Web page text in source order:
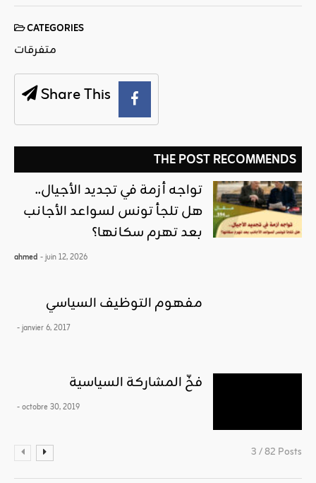
CATEGORIES
متفرقات
Share This
THE POST RECOMMENDS
تواجه أزمة في تجديد الأجيال..
هل تلجأ تونس لسواعد الأجانب
بعد تهرم سكانها؟
ahmed - juin 12, 2026
مفهوم التوظيف السياسي
- janvier 6, 2017
فخّ المشاركة السياسية
- octobre 30, 2019
3 / 82 Posts